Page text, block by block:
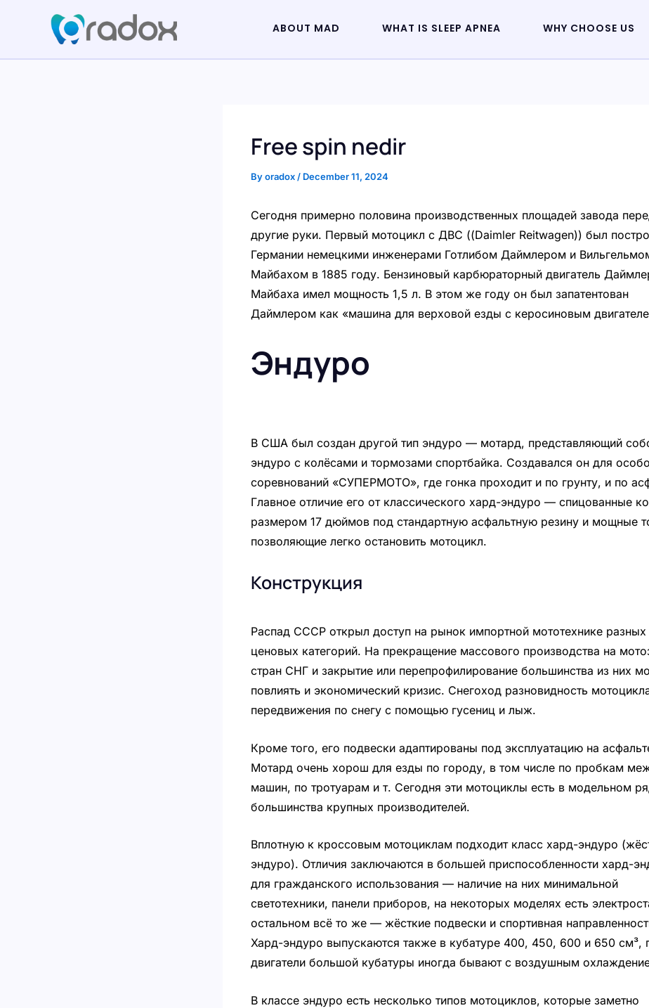
ABOUT MAD WHAT IS SLEEP APNEA WHY CHOOSE US
Free spin nedir
Byoradox / December 11, 2024
Сегодня примерно половина производственных площадей завода
другие руки. Первый мотоцикл с ДВС ((Daimler Reitwagen)) был
Германии немецкими инженерами Готлибом Даймлером и
Майбахом в 1885 году. Бензиновый карбюраторный двигатель
Майбаха имел мощность 1,5 л. В этом же году он был запатентован
Даймлером как «машина для верховой езды с керосиновым
Эндуро
В США был создан другой тип эндуро — мотард, представляющий
эндуро с колёсами и тормозами спортбайка. Создавался он для
соревнований «СУПЕРМОТО», где гонка проходит и по грунту, и по
Главное отличие его от классического хард-эндуро — спицованные
размером 17 дюймов под стандартную асфальтную резину и мощные
позволяющие легко остановить мотоцикл.
Конструкция
Распад СССР открыл доступ на рынок импортной мототехнике разных
ценовых категорий. На прекращение массового производства на
стран СНГ и закрытие или перепрофилирование большинства из них
повлиять и экономический кризис. Снегоход разновидность
передвижения по снегу с помощью гусениц и лыж.
Кроме того, его подвески адаптированы под эксплуатацию на
Мотард очень хорош для езды по городу, в том числе по пробкам
машин, по тротуарам и т. Сегодня эти мотоциклы есть в модельном
большинства крупных производителей.
Вплотную к кроссовым мотоциклам подходит класс хард-эндуро
эндуро). Отличия заключаются в большей приспособленности хард-
для гражданского использования — наличие на них минимальной
светотехники, панели приборов, на некоторых моделях есть
остальном всё то же — жёсткие подвески и спортивная
Хард-эндуро выпускаются также в кубатуре 400, 450, 600 и 650 см³,
двигатели большой кубатуры иногда бывают с воздушным
В классе эндуро есть несколько типов мотоциклов, которые заметно